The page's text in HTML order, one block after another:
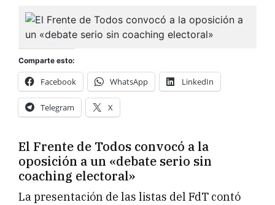
Comparte esto:
Facebook WhatsApp LinkedIn
Telegram X
El Frente de Todos convocó a la
oposición a un «debate serio sin
coaching electoral»
La presentación de las listas del FdT contó